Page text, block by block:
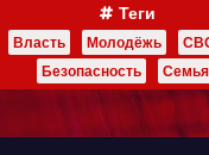
Теги
Власть Молодёжь
Безопасность
Семья